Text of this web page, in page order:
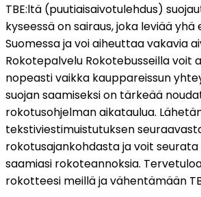
TBE:ltä (puutiaisaivotulehdus)
kyseessä on sairaus, joka leviää
Suomessa ja voi aiheuttaa vakavia
Rokotepalvelu Rokotebusseilla voit
nopeasti vaikka kauppareissun
suojan saamiseksi on tärkeää
rokotusohjelman aikataulua.
tekstiviestimuistutuksen
rokotusajankohdasta ja voit
saamiasi rokoteannoksia.
rokotteesi meillä ja vähentämään